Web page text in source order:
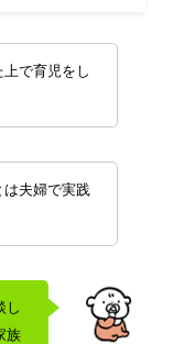
で育児をし
は夫婦で実践
し
族